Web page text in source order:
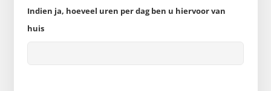
Indien ja, hoeveel uren per dag ben u hiervoor van
huis